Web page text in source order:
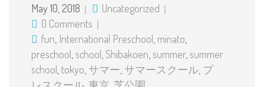
May 10, 2018
Uncategorized
0 Comments
fun, International Preschool, minato,
preschool,school,Shibakoen,summer,summer
school, tokyo, サマー, サマースクール, プ